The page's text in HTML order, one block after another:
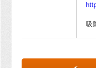
吸